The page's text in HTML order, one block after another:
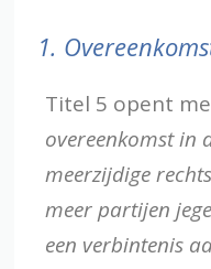
1.
Titel 5 opent
overeenkomst in
meerzijdige
meer partijen
een verbintenis